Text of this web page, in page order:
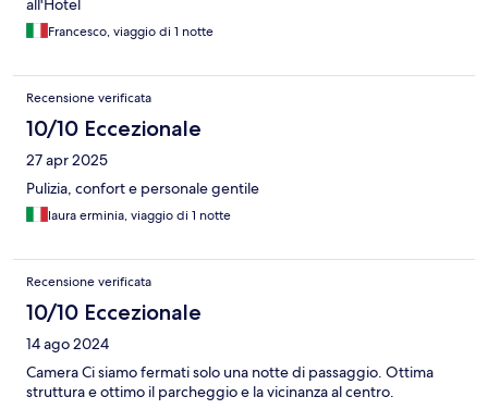
all'Hotel
Francesco, viaggio di 1 notte
Recensione verificata
10/10 Eccezionale
27 apr 2025
Pulizia, confort e personale gentile
laura erminia, viaggio di 1 notte
Recensione verificata
10/10 Eccezionale
14 ago 2024
Camera Ci siamo fermati solo una notte di passaggio. Ottima
struttura e ottimo il parcheggio e la vicinanza al centro.